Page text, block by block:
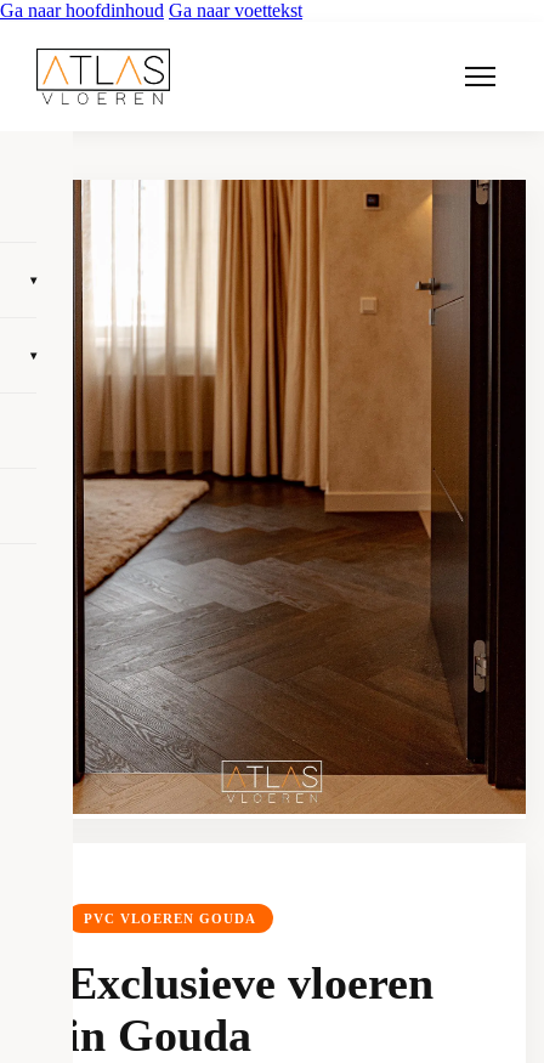
Ga naar hoofdinhoud Ga naar voettekst
▾
▾
PVC VLOEREN GOUDA
Exclusieve vloeren
in Gouda